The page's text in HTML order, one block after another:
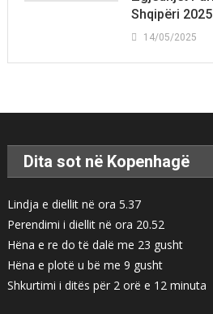
Shqipëri 2025
14/05/2025
Dita sot në Kopenhagë
Lindja e diellit në ora 5.37
Perendimi i diellit në ora 20.52
Hëna e re do të dalë me 23 gusht
Hëna e plotë u bë me 9 gusht
Shkurtimi i ditës për 2 orë e 12 minuta